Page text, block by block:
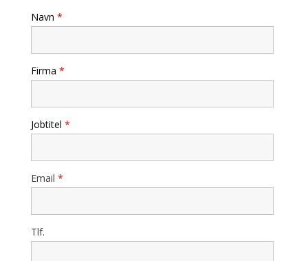
Navn *
Firma *
Jobtitel *
Email *
Tlf.